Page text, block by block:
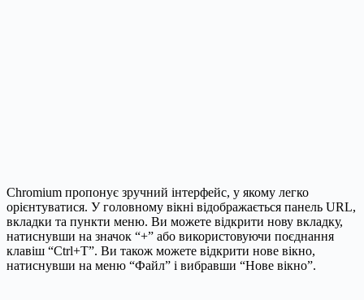
Chromium пропонує зручний інтерфейс, у якому легко
орієнтуватися. У головному вікні відображається панель URL,
вкладки та пункти меню. Ви можете відкрити нову вкладку,
натиснувши на значок “+” або використовуючи поєднання
клавіш “Ctrl+T”. Ви також можете відкрити нове вікно,
натиснувши на меню “Файл” і вибравши “Нове вікно”.